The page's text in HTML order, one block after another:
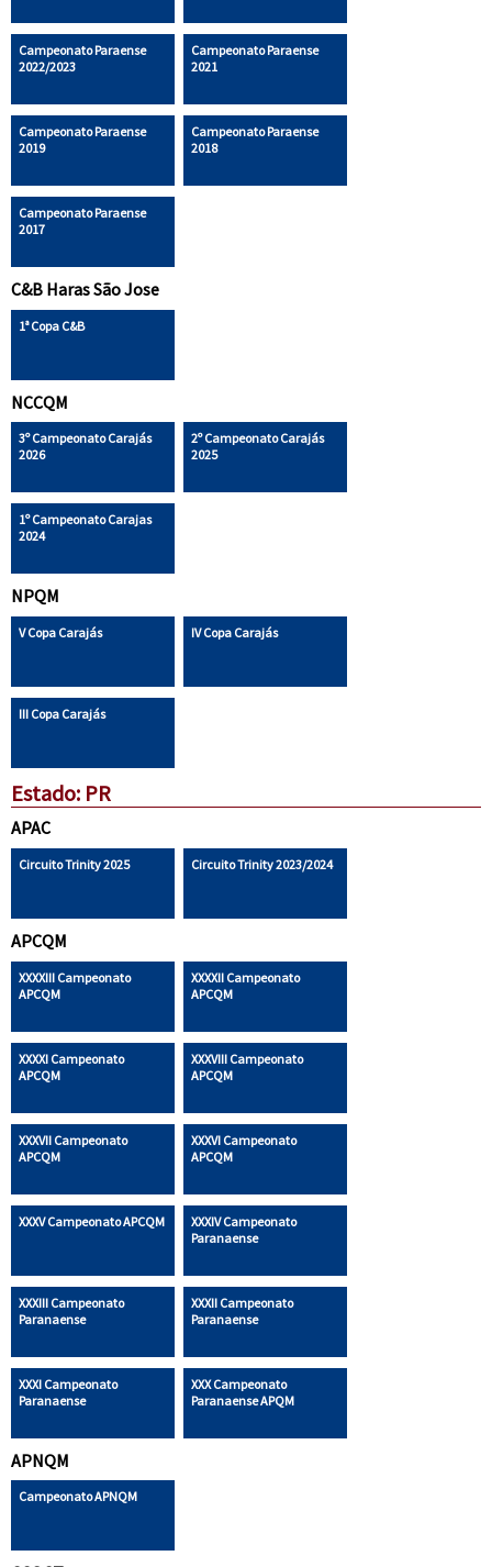
Campeonato Paraense
2022/2023
Campeonato Paraense
2021
Campeonato Paraense
2019
Campeonato Paraense
2018
Campeonato Paraense
2017
C&B Haras São Jose
1ª Copa C&B
NCCQM
3º Campeonato Carajás
2026
2º Campeonato Carajás
2025
1º Campeonato Carajas
2024
NPQM
V Copa Carajás IV Copa Carajás
III Copa Carajás
Estado: PR
APAC
Circuito Trinity 2025 Circuito Trinity 2023/2024
APCQM
XXXXIII Campeonato
APCQM
XXXXII Campeonato
APCQM
XXXXI Campeonato
APCQM
XXXVIII Campeonato
APCQM
XXXVII Campeonato
APCQM
XXXVI Campeonato
APCQM
XXXV Campeonato APCQM
XXXIV Campeonato
Paranaense
XXXIII Campeonato
Paranaense
XXXII Campeonato
Paranaense
XXXI Campeonato
Paranaense
XXX Campeonato
Paranaense APQM
APNQM
Campeonato APNQM